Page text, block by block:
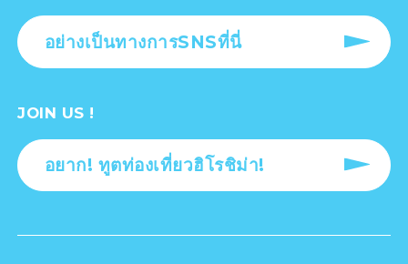
อย่างเป็นทางการSNSที่นี่
JOIN US !
อยาก! ทูตท่องเที่ยวฮิโรชิม่า!